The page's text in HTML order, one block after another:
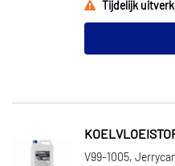
Tijdelijk
V99-1005,